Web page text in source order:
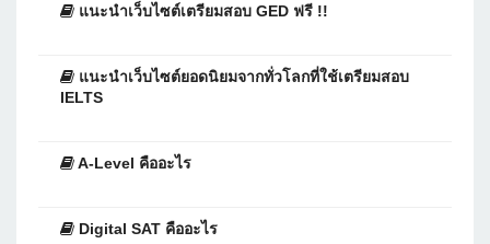
แนะนำเว็บไซต์เตรียมสอบ GED ฟรี !!
แนะนำเว็บไซต์ยอดนิยมจากทั่วโลกที่ใช้เตรียมสอบ
IELTS
A-Level คืออะไร
Digital SAT คืออะไร